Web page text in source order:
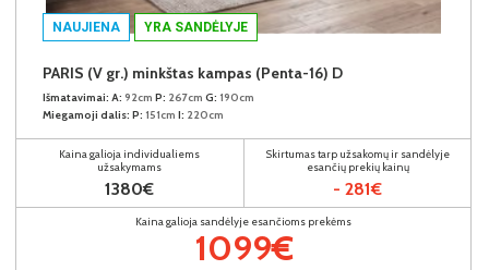
NAUJIENA YRA SANDĖLYJE
PARIS (V gr.) minkštas kampas (Penta-16) D
Išmatavimai: A: 92cm P: 267cm G: 190cm
Miegamoji dalis: P: 151cm I: 220cm
Kaina galioja individualiems
užsakymams
1380€
Skirtumas tarp užsakomų ir sandėlyje
esančių prekių kainų
- 281€
Kaina galioja sandėlyje esančioms prekėms
1099€